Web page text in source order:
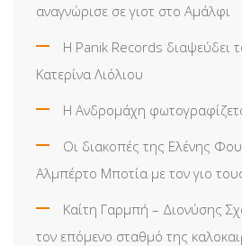
αναγνώρισε σε γιοτ στο Αμάλφι
Η Panik Records διαψεύδει
Κατερίνα Λιόλιου
Η Ανδρομάχη
Οι διακοπές της Ελένης
Αλμπέρτο Μποτία με τον γιο
Καίτη Γαρμπή – Διονύσης
τον επόμενο σταθμό της